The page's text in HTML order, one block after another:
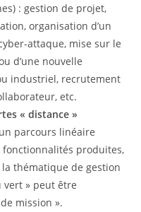
: gestion de projet,
organisation d’un
attaque, mise sur le
d’une nouvelle
industriel, recrutement
etc.
« distance »
parcours linéaire
fonctionnalités produites,
thématique de gestion
vert » peut être
mission ».